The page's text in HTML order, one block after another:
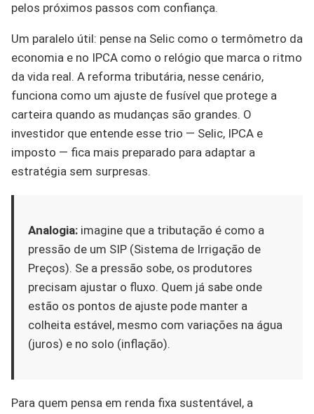
pelos próximos passos com confiança.
Um paralelo útil: pense na Selic como o termômetro da
economia e no IPCA como o relógio que marca o ritmo
da vida real. A reforma tributária, nesse cenário,
funciona como um ajuste de fusível que protege a
carteira quando as mudanças são grandes. O
investidor que entende esse trio — Selic, IPCA e
imposto — fica mais preparado para adaptar a
estratégia sem surpresas.
Analogia: imagine que a tributação é como a
pressão de um SIP (Sistema de Irrigação de
Preços). Se a pressão sobe, os produtores
precisam ajustar o fluxo. Quem já sabe onde
estão os pontos de ajuste pode manter a
colheita estável, mesmo com variações na água
(juros) e no solo (inflação).
Para quem pensa em renda fixa sustentável, a